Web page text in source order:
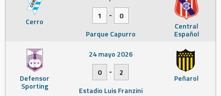
Cerro Central
Español
1
-
0
Parque Capurro
Defensor
Sporting
Peñarol
24 mayo 2026
0
-
2
Estadio Luis Franzini